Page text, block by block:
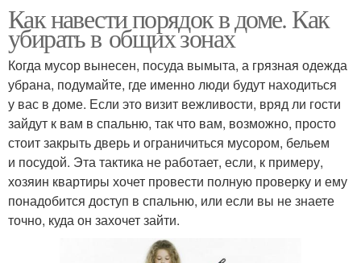
Как навести порядок в доме. Как
убирать в общих зонах
Когда мусор вынесен, посуда вымыта, а грязная одежда
убрана, подумайте, где именно люди будут находиться
у вас в доме. Если это визит вежливости, вряд ли гости
зайдут к вам в спальню, так что вам, возможно, просто
стоит закрыть дверь и ограничиться мусором, бельем
и посудой. Эта тактика не работает, если, к примеру,
хозяин квартиры хочет провести полную проверку и ему
понадобится доступ в спальню, или если вы не знаете
точно, куда он захочет зайти.